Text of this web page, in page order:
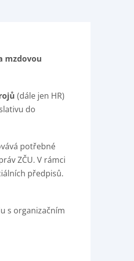
mzdovou
(dále jen HR)
do
potřebné
ZČU. V rámci
předpisů.
s organizačním